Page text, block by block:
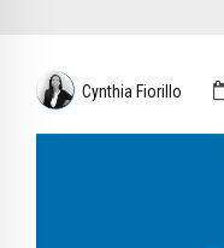
Cynthia Fiorillo